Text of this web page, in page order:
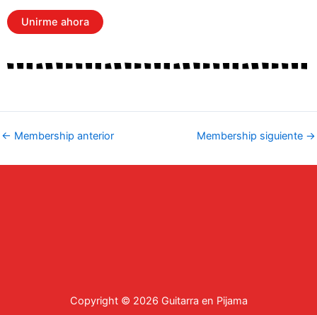
No val
← Membership anterior Membership siguiente →
Copyright © 2026 Guitarra en Pijama